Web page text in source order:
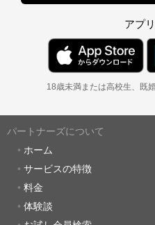
アプ
18歳未満または高校生、既
パートナーズについて
ホーム
サービスの特徴
料金
体験談